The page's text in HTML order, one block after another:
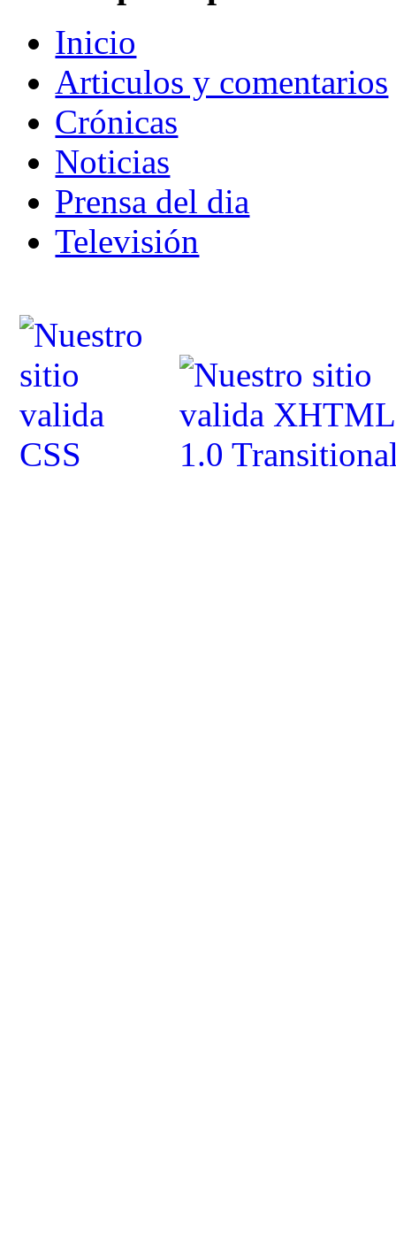
Inicio
Articulos y comentarios
Crónicas
Noticias
Prensa del dia
Televisión